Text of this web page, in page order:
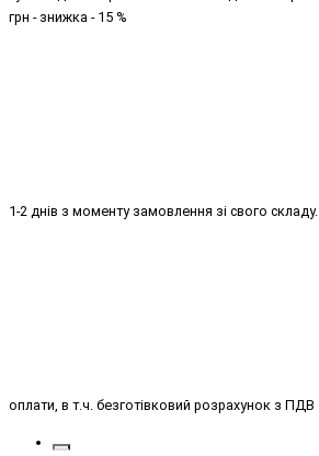
грн - знижка - 15 %
1-2 днів з моменту замовлення зі свого складу.
оплати, в т.ч. безготівковий розрахунок з ПДВ